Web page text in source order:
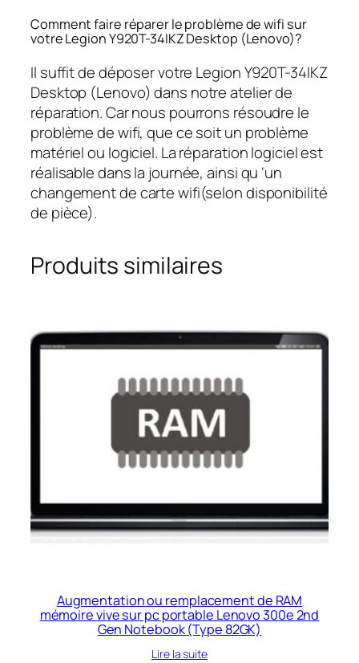
Comment faire réparer le problème de wifi sur
votre Legion Y920T-34IKZ Desktop (Lenovo)?
Il suffit de déposer votre Legion Y920T-34IKZ
Desktop (Lenovo) dans notre atelier de
réparation. Car nous pourrons résoudre le
problème de wifi, que ce soit un problème
matériel ou logiciel. La réparation logiciel est
réalisable dans la journée, ainsi qu ‘un
changement de carte wifi(selon disponibilité
de pièce).
Produits similaires
Augmentation ou remplacement de RAM
mémoire vive sur pc portable Lenovo 300e 2nd
Gen Notebook (Type 82GK)
Lire la suite